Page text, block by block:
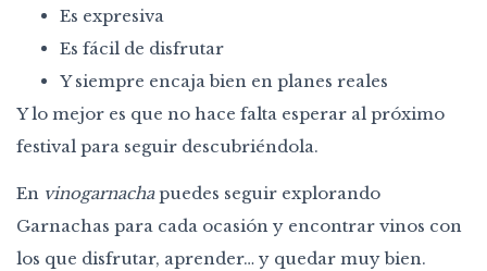
Es expresiva
Es fácil de disfrutar
Y siempre encaja bien en planes reales
Y lo mejor es que no hace falta esperar al próximo
festival para seguir descubriéndola.
En vinogarnachapuedes seguir explorando
Garnachas para cada ocasión y encontrar vinos con
los que disfrutar, aprender… y quedar muy bien.